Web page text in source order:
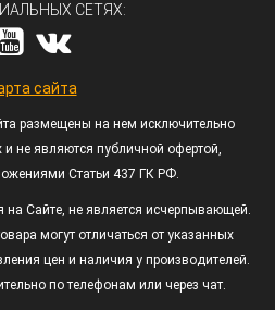
СЕТЯХ:
сайта
размещены на нем исключительно
не являются публичной офертой,
Статьи 437 ГК РФ.
Сайте, не является исчерпывающей.
могут отличаться от указанных
цен и наличия у производителей.
по телефонам или через чат.